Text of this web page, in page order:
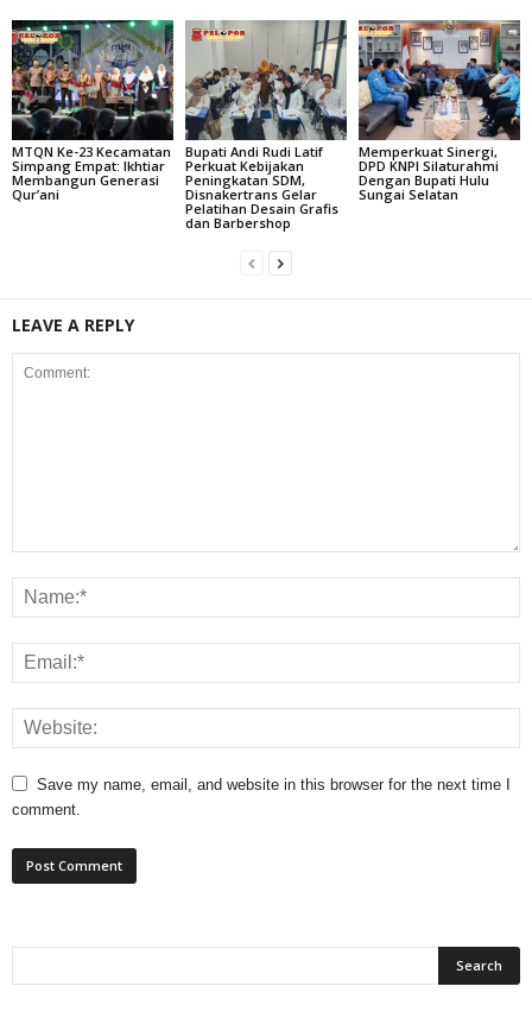
MTQN Ke-23 Kecamatan
Simpang Empat: Ikhtiar
Membangun Generasi
Qur’ani
Bupati Andi Rudi Latif
Perkuat Kebijakan
Peningkatan SDM,
Disnakertrans Gelar
Pelatihan Desain Grafis
dan Barbershop
Memperkuat Sinergi,
DPD KNPI Silaturahmi
Dengan Bupati Hulu
Sungai Selatan
LEAVE A REPLY
Save my name, email, and website in this browser for the next time I
comment.